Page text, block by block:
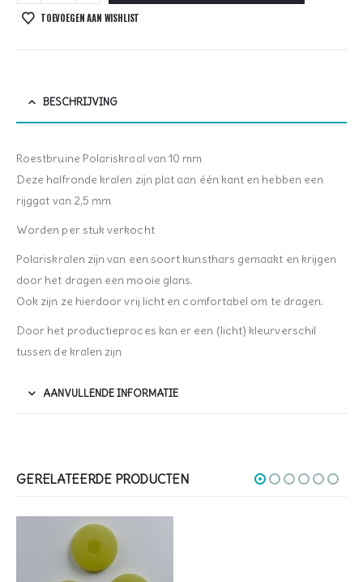
TOEVOEGEN AAN WISHLIST
BESCHRIJVING
Roestbruine Polariskraal van 10 mm
Deze halfronde kralen zijn plat aan één kant en hebben een
rijggat van 2,5 mm
Worden per stuk verkocht
Polariskralen zijn van een soort kunsthars gemaakt en krijgen
door het dragen een mooie glans.
Ook zijn ze hierdoor vrij licht en comfortabel om te dragen.
Door het productieproces kan er een (licht) kleurverschil
tussen de kralen zijn
AANVULLENDE INFORMATIE
GERELATEERDE PRODUCTEN